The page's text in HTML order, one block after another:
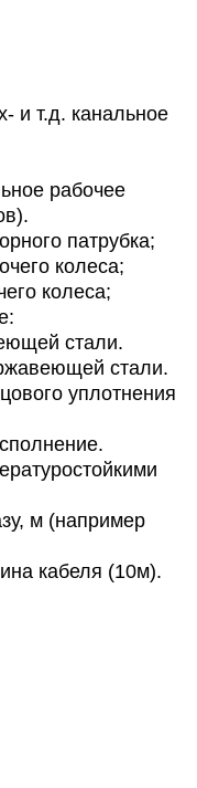
и т.д. канальное
рабочее
патрубка;
колеса;
колеса;
стали.
стали.
уплотнения
м (например
кабеля (10м).